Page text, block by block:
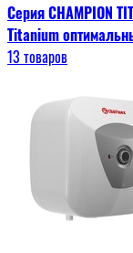
Серия CHAMPION
Titanium
13 товаров